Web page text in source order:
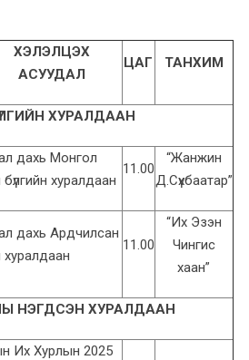
ХЭЛЭЛЦЭХ
АСУУДАЛ
ЦАГ ТАНХИМ
ХУРАЛДААН
дахь Монгол
хуралдаан
11.00
“Жанжин
Д.Сүхбаатар”
дахь Ардчилсан
хуралдаан
11.00
“Их Эзэн
Чингис
хаан”
НЭГДСЭН ХУРАЛДААН
Их Хурлын 2025